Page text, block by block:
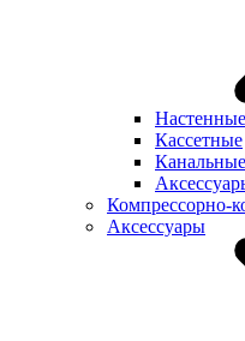
Настенные
Кассетные
Канальные
Компрессорно-
Аксессуары